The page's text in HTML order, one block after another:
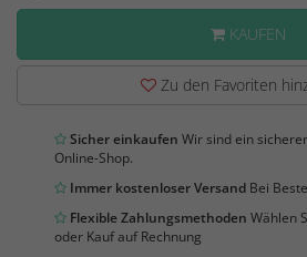
KAUFEN
Zu den Favoriten
Sicher einkaufen Wir sind ein
Online-Shop.
Immer kostenloser Versand Bei
Flexible Zahlungsmethoden Wählen
oder Kauf auf Rechnung